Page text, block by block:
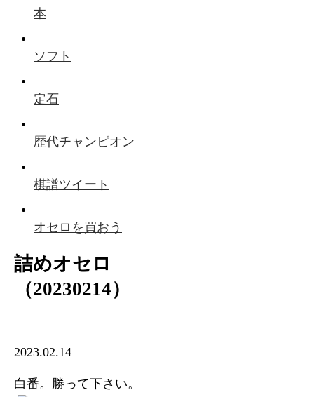
本
ソフト
定石
歴代チャンピオン
棋譜ツイート
オセロを買おう
詰めオセロ
（20230214）
2023.02.14
白番。勝って下さい。